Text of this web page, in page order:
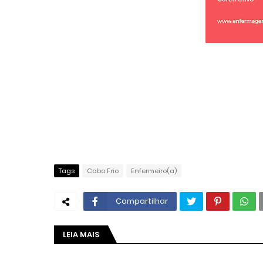
Tags Cabo Frio Enfermeiro(a)
Compartilhar
LEIA MAIS